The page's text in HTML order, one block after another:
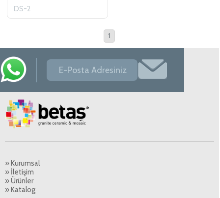
DS-2
1
» Kurumsal
» İletişim
» Ürünler
» Katalog